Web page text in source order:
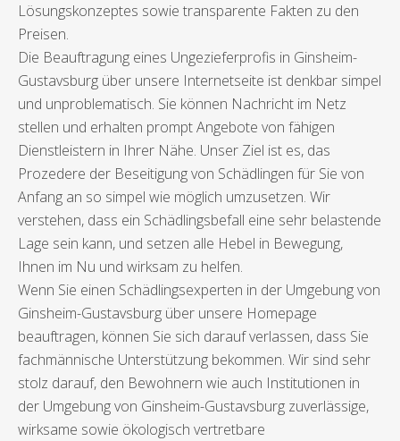
Lösungskonzeptes sowie transparente Fakten zu den
Preisen.
Die Beauftragung eines Ungezieferprofis in Ginsheim-
Gustavsburg über unsere Internetseite ist denkbar simpel
und unproblematisch. Sie können Nachricht im Netz
stellen und erhalten prompt Angebote von fähigen
Dienstleistern in Ihrer Nähe. Unser Ziel ist es, das
Prozedere der Beseitigung von Schädlingen für Sie von
Anfang an so simpel wie möglich umzusetzen. Wir
verstehen, dass ein Schädlingsbefall eine sehr belastende
Lage sein kann, und setzen alle Hebel in Bewegung,
Ihnen im Nu und wirksam zu helfen.
Wenn Sie einen Schädlingsexperten in der Umgebung von
Ginsheim-Gustavsburg über unsere Homepage
beauftragen, können Sie sich darauf verlassen, dass Sie
fachmännische Unterstützung bekommen. Wir sind sehr
stolz darauf, den Bewohnern wie auch Institutionen in
der Umgebung von Ginsheim-Gustavsburg zuverlässige,
wirksame sowie ökologisch vertretbare